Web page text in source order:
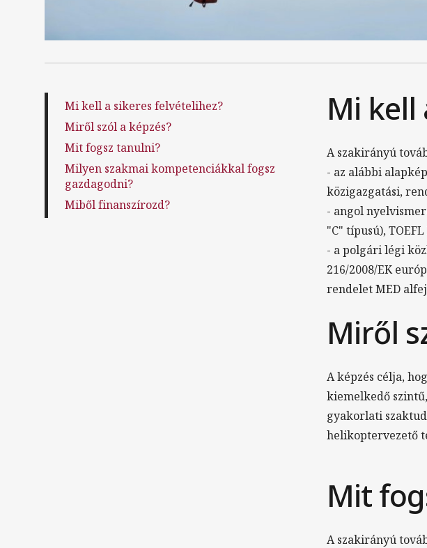
Mi kell a sikeres felvételihez?
Miről szól a képzés?
Mit fogsz tanulni?
Milyen szakmai kompetenciákkal fogsz
gazdagodni?
Miből finanszírozd?
Mi kell
A szakirányú
- az alábbi
közigazgatási,
- angol
"C" típusú),
- a polgári légi
216/2008/EK
rendelet MED
Miről
A képzés célja,
kiemelkedő
gyakorlati
helikoptervezető
Mit
A szakirányú